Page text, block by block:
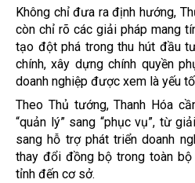
Không chỉ đưa ra định hướng,
còn chỉ rõ các giải pháp mang
tạo đột phá trong thu hút đầu
chính, xây dựng chính quyền
doanh nghiệp được xem là yếu
Theo Thủ tướng, Thanh Hóa
“quản lý” sang “phục vụ”, từ
sang hỗ trợ phát triển doanh
thay đổi đồng bộ trong toàn
tỉnh đến cơ sở.